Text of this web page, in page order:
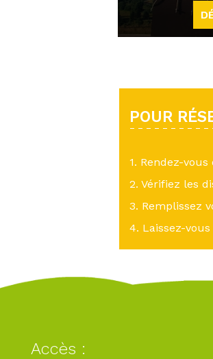
POUR
1. Rendez-vous
2. Vérifiez les
3. Remplissez
4. Laissez-
Accès :